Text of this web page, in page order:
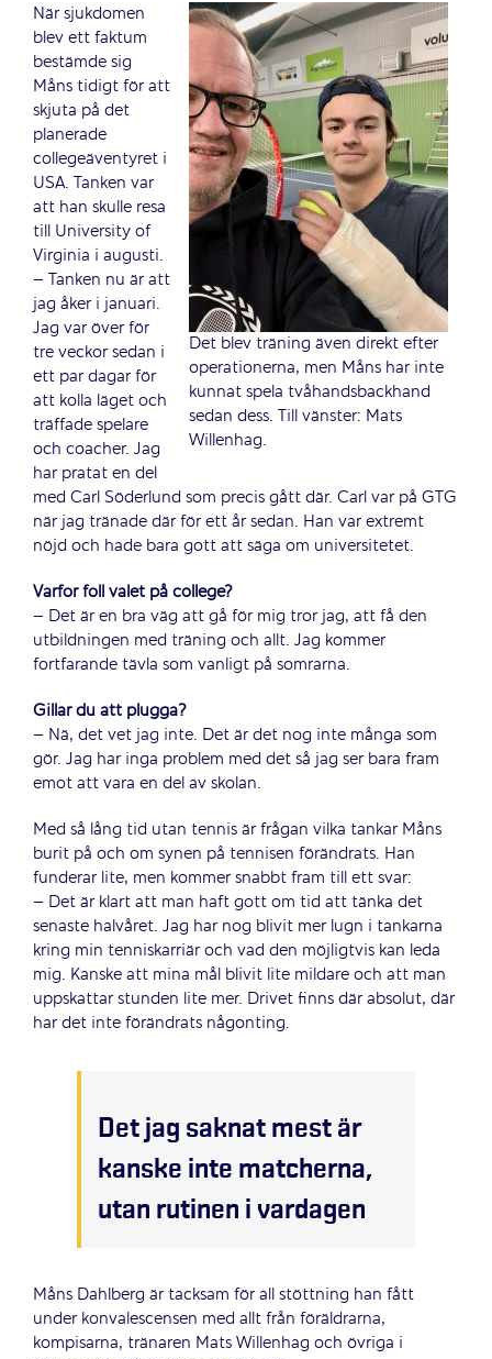
Det blev träning även direkt efter
operationerna, men Måns har inte
kunnat spela tvåhandsbackhand
sedan dess. Till vänster: Mats
Willenhag.
När sjukdomen
blev ett faktum
bestämde sig
Måns tidigt för att
skjuta på det
planerade
collegeäventyret i
USA. Tanken var
att han skulle resa
till University of
Virginia i augusti.
– Tanken nu är att
jag åker i januari.
Jag var över för
tre veckor sedan i
ett par dagar för
att kolla läget och
träffade spelare
och coacher. Jag
har pratat en del
med Carl Söderlund som precis gått där. Carl var på GTG
när jag tränade där för ett år sedan. Han var extremt
nöjd och hade bara gott att säga om universitetet.
Varför föll valet på college?
– Det är en bra väg att gå för mig tror jag, att få den
utbildningen med träning och allt. Jag kommer
fortfarande tävla som vanligt på somrarna.
Gillar du att plugga?
– Nä, det vet jag inte. Det är det nog inte många som
gör. Jag har inga problem med det så jag ser bara fram
emot att vara en del av skolan.
Med så lång tid utan tennis är frågan vilka tankar Måns
burit på och om synen på tennisen förändrats. Han
funderar lite, men kommer snabbt fram till ett svar:
– Det är klart att man haft gott om tid att tänka det
senaste halvåret. Jag har nog blivit mer lugn i tankarna
kring min tenniskarriär och vad den möjligtvis kan leda
mig. Kanske att mina mål blivit lite mildare och att man
uppskattar stunden lite mer. Drivet finns där absolut, där
har det inte förändrats någonting.
Det jag saknat mest är
kanske inte matcherna,
utan rutinen i vardagen
Måns Dahlberg är tacksam för all stöttning han fått
under konvalescensen med allt från föräldrarna,
kompisarna, tränaren Mats Willenhag och övriga i